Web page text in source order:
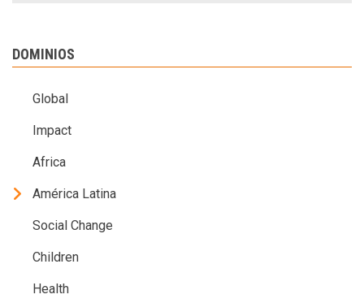
DOMINIOS
Global
Impact
Africa
América Latina
Social Change
Children
Health